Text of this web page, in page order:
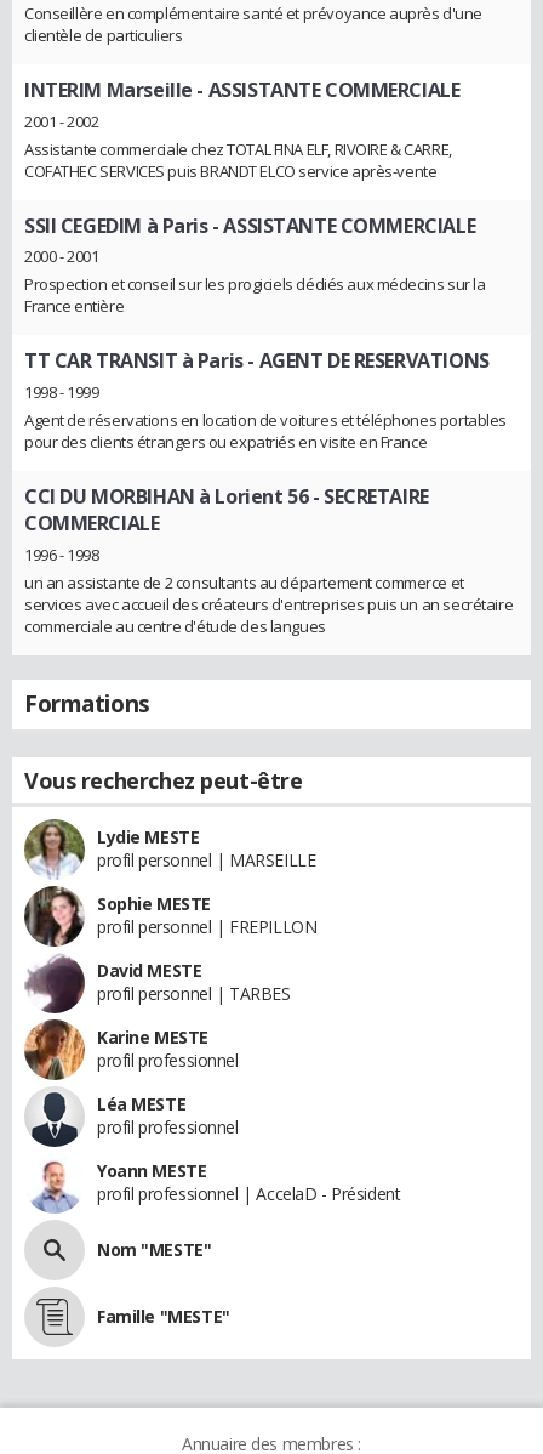
Conseillère en complémentaire santé et prévoyance auprès d'une
clientèle de particuliers
INTERIM Marseille - ASSISTANTE COMMERCIALE
2001 - 2002
Assistante commerciale chez TOTAL FINA ELF, RIVOIRE & CARRE,
COFATHEC SERVICES puis BRANDT ELCO service après-vente
SSII CEGEDIM à Paris- ASSISTANTE COMMERCIALE
2000 - 2001
Prospection et conseil sur les progiciels dédiés aux médecins sur la
France entière
TT CAR TRANSIT à Paris- AGENT DE RESERVATIONS
1998 - 1999
Agent de réservations en location de voitures et téléphones portables
pour des clients étrangers ou expatriés en visite en France
CCI DU MORBIHAN à Lorient 56- SECRETAIRE
COMMERCIALE
1996 - 1998
un an assistante de 2 consultants au département commerce et
services avec accueil des créateurs d'entreprises puis un an secrétaire
commerciale au centre d'étude des langues
Formations
Vous recherchez peut-être
Lydie MESTE
profil personnel | MARSEILLE
Sophie MESTE
profil personnel | FREPILLON
David MESTE
profil personnel | TARBES
Karine MESTE
profil professionnel
Léa MESTE
profil professionnel
Yoann MESTE
profil professionnel | AccelaD - Président
Nom "MESTE"
Famille "MESTE"
Annuaire des membres :